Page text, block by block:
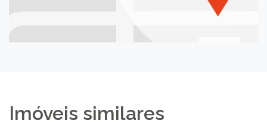
Imóveis similares